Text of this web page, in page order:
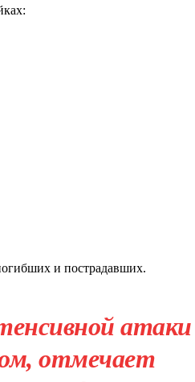
и пострадавших.
атаки
отмечает